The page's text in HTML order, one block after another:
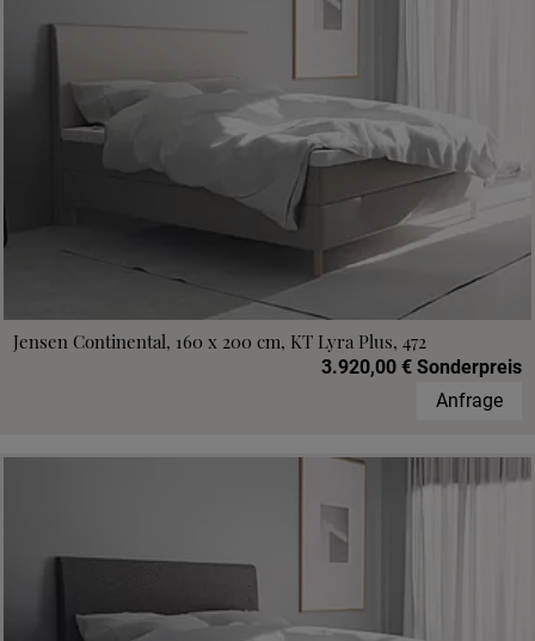
Jensen Continental, 160 x 200 cm, KT Lyra Plus, 472
3.920,00 € Sonderpreis
Anfrage